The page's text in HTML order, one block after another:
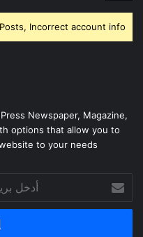
Incorrect account info.
Newspaper, Magazine,
options that allow you to
to your needs.
بريدك
الإلكتروني